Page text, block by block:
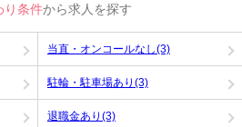
り条件から求人を探す
当直・オンコールなし(3)
駐輪・駐車場あり(3)
退職金あり(3)